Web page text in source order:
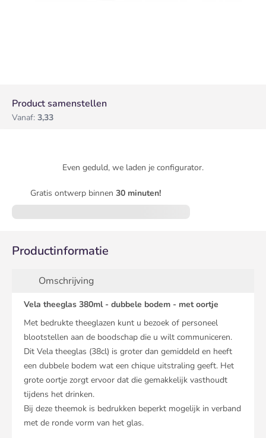
Product samenstellen
Vanaf: 3,33
Even geduld, we laden je configurator.
Gratis ontwerp binnen 30 minuten!
Productinformatie
Omschrijving
Vela theeglas 380ml - dubbele bodem - met oortje
Met bedrukte theeglazen kunt u bezoek of personeel
blootstellen aan de boodschap die u wilt communiceren.
Dit Vela theeglas (38cl) is groter dan gemiddeld en heeft
een dubbele bodem wat een chique uitstraling geeft. Het
grote oortje zorgt ervoor dat die gemakkelijk vasthoudt
tijdens het drinken.
Bij deze theemok is bedrukken beperkt mogelijk in verband
met de ronde vorm van het glas.